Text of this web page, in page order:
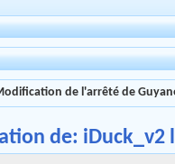
de l'arrêté de
de: iDuck_v2